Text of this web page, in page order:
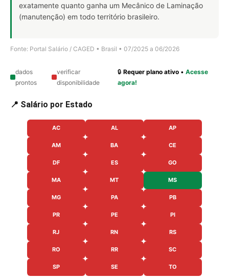
exatamente quanto ganha um Mecânico de Laminação
(manutenção) em todo território brasileiro.
Fonte: Portal Salário / CAGED • Brasil • 07/2025 a 06/2026
dados
prontos
verificar
disponibilidade
🔒Requer plano ativo •Acesse
agora!
📍 Salário por Estado
AC AL AP
AM BA CE
DF ES GO
MA MT MS
MG PA PB
PR PE PI
RJ RN RS
RO RR SC
SP SE TO